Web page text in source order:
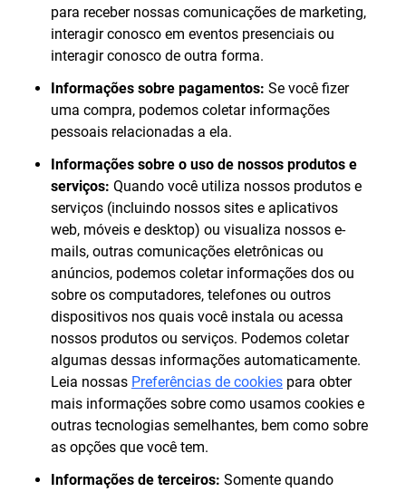
para receber nossas comunicações de marketing,
interagir conosco em eventos presenciais ou
interagir conosco de outra forma.
Informações sobre pagamentos: Se você fizer
uma compra, podemos coletar informações
pessoais relacionadas a ela.
Informações sobre o uso de nossos produtos e
serviços: Quando você utiliza nossos produtos e
serviços (incluindo nossos sites e aplicativos
web, móveis e desktop) ou visualiza nossos e-
mails, outras comunicações eletrônicas ou
anúncios, podemos coletar informações dos ou
sobre os computadores, telefones ou outros
dispositivos nos quais você instala ou acessa
nossos produtos ou serviços. Podemos coletar
algumas dessas informações automaticamente.
Leia nossas Preferências de cookies para obter
mais informações sobre como usamos cookies e
outras tecnologias semelhantes, bem como sobre
as opções que você tem.
Informações de terceiros: Somente quando